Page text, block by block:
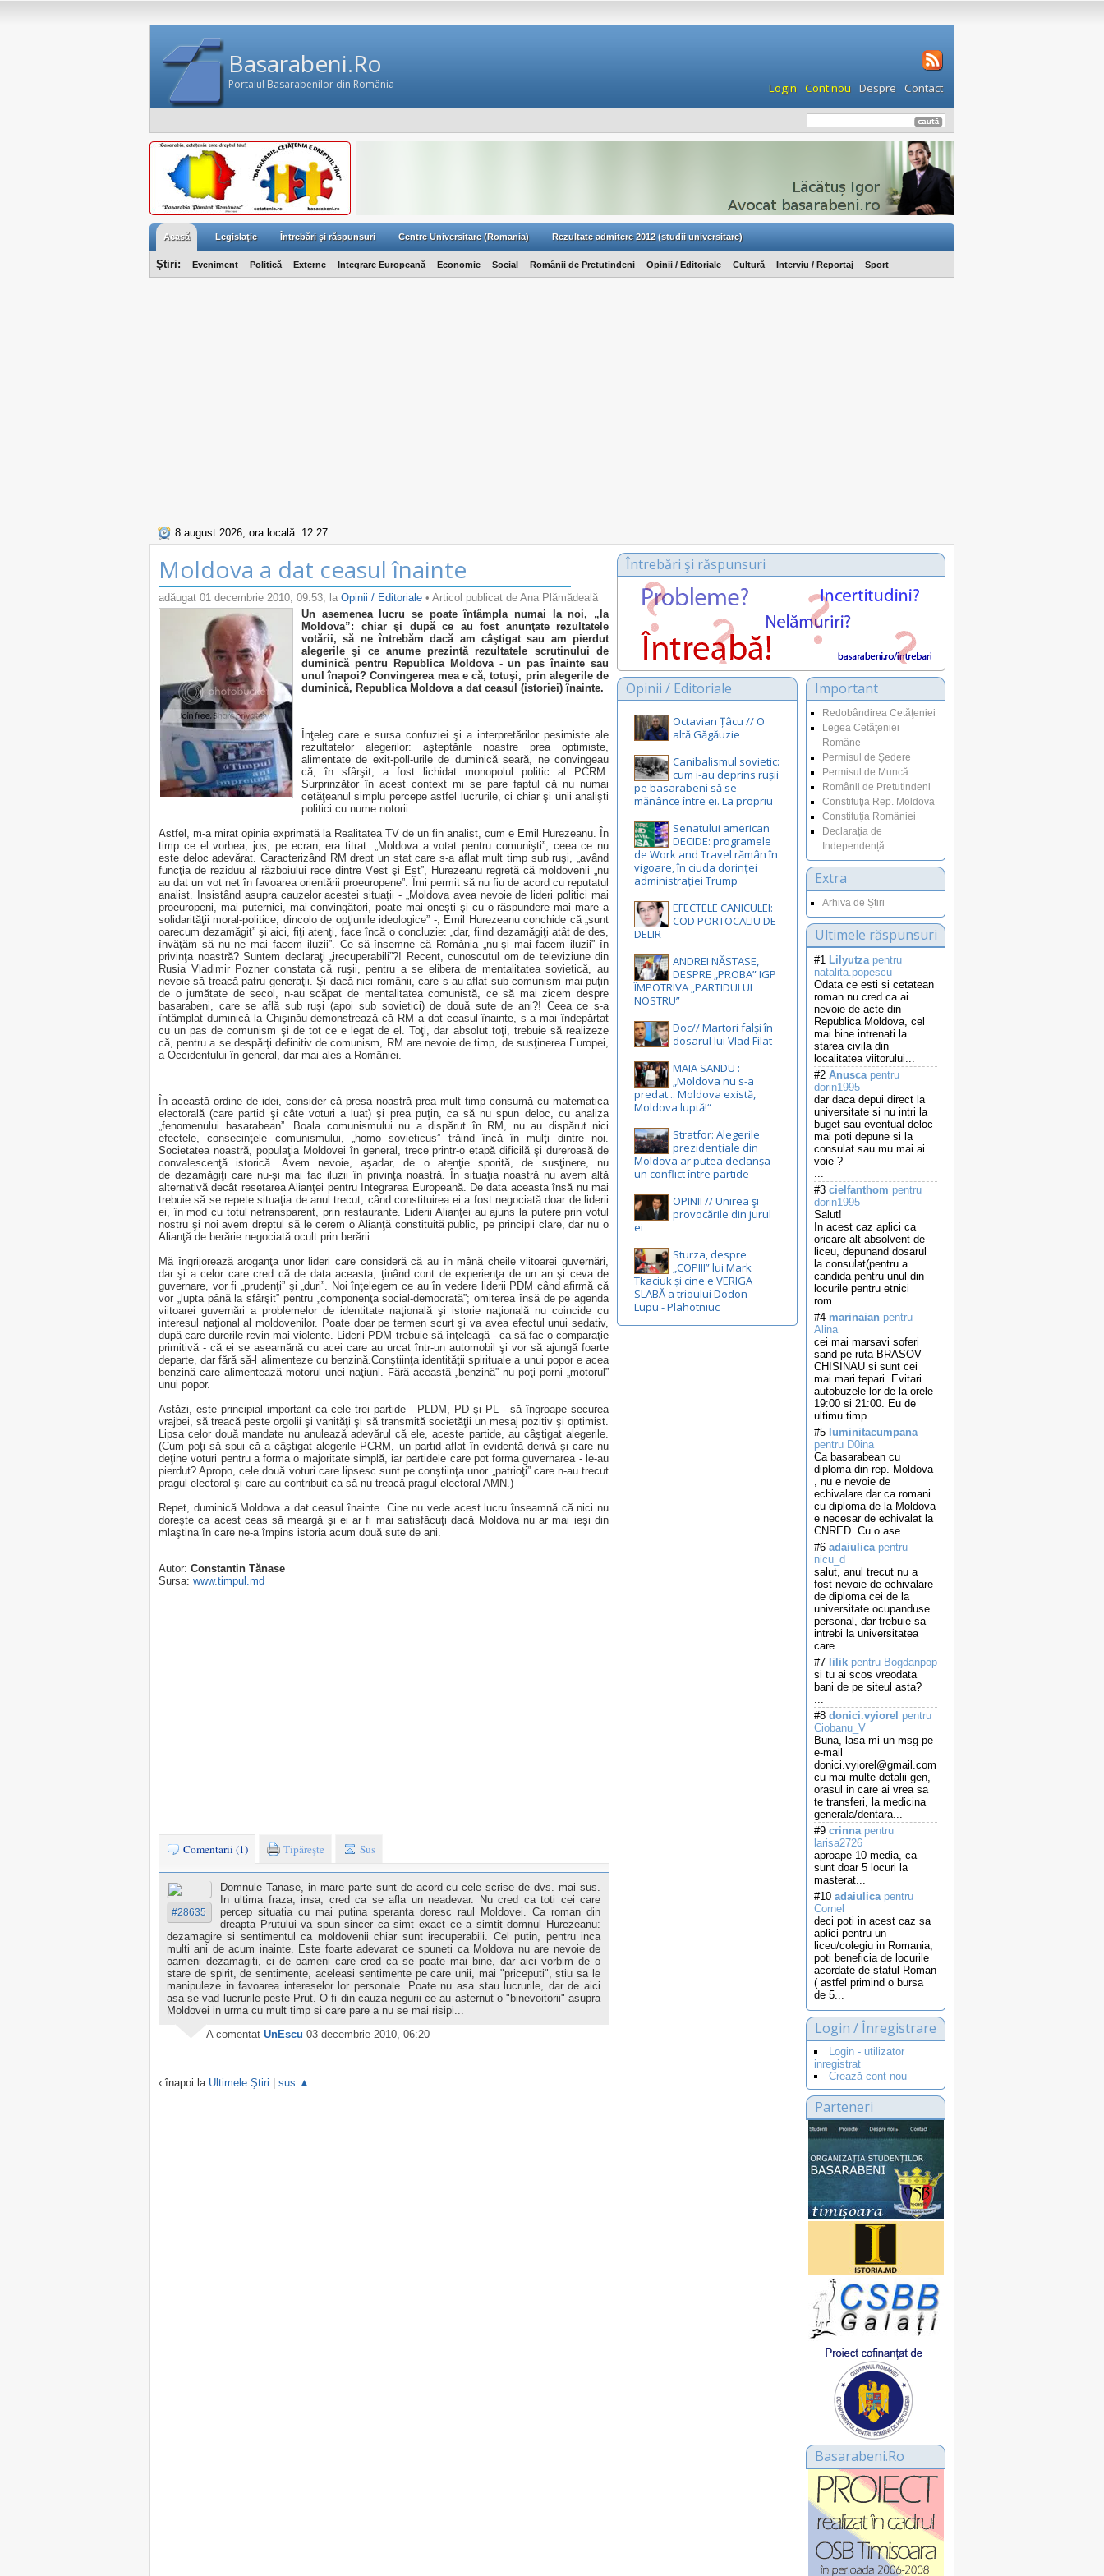
Basarabeni.Ro
Portalul Basarabenilor din România Login Cont nou Despre Contact
Acasă Legislaţie Întrebări şi răspunsuri Centre Universitare (Romania) Rezultate admitere 2012 (studii universitare)
Ştiri: Eveniment Politică Externe Integrare Europeană Economie Social Românii de Pretutindeni Opinii / Editoriale Cultură Interviu / Reportaj Sport
8 august 2026, ora locală: 12:27
Moldova a dat ceasul înainte
adăugat 01 decembrie 2010, 09:53, la Opinii / Editoriale • Articol publicat de Ana Plămădeală
Un asemenea lucru se poate întâmpla numai la noi, „la
Moldova”: chiar şi după ce au fost anunţate rezultatele
votării, să ne întrebăm dacă am câştigat sau am pierdut
alegerile şi ce anume prezintă rezultatele scrutinului de
duminică pentru Republica Moldova - un pas înainte sau
unul înapoi? Convingerea mea e că, totuşi, prin alegerile de
duminică, Republica Moldova a dat ceasul (istoriei) înainte.
Înţeleg care e sursa confuziei şi a interpretărilor pesimiste ale
rezultatelor alegerilor: aşteptările noastre prea optimiste,
alimentate de exit-poll-urile de duminică seară, ne convingeau
că, în sfârşit, a fost lichidat monopolul politic al PCRM.
Surprinzător în acest context mi se pare faptul că nu numai
cetăţeanul simplu percepe astfel lucrurile, ci chiar şi unii analişti
politici cu nume notorii.
Astfel, m-a mirat opinia exprimată la Realitatea TV de un fin analist, cum e Emil Hurezeanu. În
timp ce el vorbea, jos, pe ecran, era titrat: „Moldova a votat pentru comunişti”, ceea ce nu
este deloc adevărat. Caracterizând RM drept un stat care s-a aflat mult timp sub ruşi, „având
funcţia de reziduu al războiului rece dintre Vest şi Est”, Hurezeanu regretă că moldovenii „nu
au dat un vot net în favoarea orientării proeuropene”. Îmi permit să nu fiu de acord cu reputatul
analist. Insistând asupra cauzelor acestei situaţii - „Moldova avea nevoie de lideri politici mai
proeuropeni, mai puternici, mai convingători, poate mai oneşti şi cu o răspundere mai mare a
solidarităţii moral-politice, dincolo de opţiunile ideologice” -, Emil Hurezeanu conchide că „sunt
oarecum dezamăgit” şi aici, fiţi atenţi, face încă o concluzie: „ dar, fiind dezamăgiţi atât de des,
învăţăm să nu ne mai facem iluzii”. Ce să însemne că România „nu-şi mai facem iluzii” în
privinţa noastră? Suntem declaraţi „irecuperabili”?! Recent, cunoscutul om de televiziune din
Rusia Vladimir Pozner constata că ruşii, pentru a se elibera de mentalitatea sovietică, au
nevoie să treacă patru generaţii. Şi dacă nici românii, care s-au aflat sub comunism mai puţin
de o jumătate de secol, n-au scăpat de mentalitatea comunistă, ce să mai zicem despre
basarabeni, care se află sub ruşi (apoi sub sovietici) de două sute de ani?! Ceea ce s-a
întâmplat duminică la Chişinău demonstrează că RM a dat ceasul înainte, s-a mai îndepărtat
cu un pas de comunism şi de tot ce e legat de el. Toţi, dar absolut toţi, trebuie să realizeze
că, pentru a se despărţi definitiv de comunism, RM are nevoie de timp, de susţinerea Europei,
a Occidentului în general, dar mai ales a României.
În această ordine de idei, consider că presa noastră prea mult timp consumă cu matematica
electorală (care partid şi câte voturi a luat) şi prea puţin, ca să nu spun deloc, cu analiza
„fenomenului basarabean”. Boala comunismului nu a dispărut în RM, nu au dispărut nici
efectele, consecinţele comunismului, „homo sovieticus” trăind încă în mulţi dintre noi.
Societatea noastră, populaţia Moldovei în general, trece printr-o etapă dificilă şi dureroasă de
convalescenţă istorică. Avem nevoie, aşadar, de o atenţie sporită, de susţinere, nu
de dezamăgiţi care nu-şi mai fac iluzii în privinţa noastră. În situaţia noastră nu avem altă
alternativă decât resetarea Alianţei pentru Integrarea Europeană. De data aceasta însă nu mai
trebuie să se repete situaţia de anul trecut, când constituirea ei a fost negociată doar de liderii
ei, în mod cu totul netransparent, prin restaurante. Liderii Alianţei au ajuns la putere prin votul
nostru şi noi avem dreptul să le cerem o Alianţă constituită public, pe principii clare, dar nu o
Alianţă de berărie negociată ocult prin berării.
Mă îngrijorează aroganţa unor lideri care consideră că au în mână cheile viitoarei guvernări,
dar şi a celor care cred că de data aceasta, ţinând cont de experienţa de un an şi ceva de
guvernare, vor fi „prudenţi” şi „duri”. Noi înţelegem ce au în vedere liderii PDM când afirmă că
vor „lupta până la sfârşit” pentru „componenţa social-democrată”; omiterea însă de pe agenda
viitoarei guvernări a problemelor de identitate naţională şi istorie naţională nu coincide cu
interesul naţional al moldovenilor. Poate doar pe termen scurt şi va avea efectul unui sedativ,
după care durerile revin mai violente. Liderii PDM trebuie să înţeleagă - ca să fac o comparaţie
primitivă - că ei se aseamănă cu acei care au urcat într-un automobil şi vor să ajungă foarte
departe, dar fără să-l alimenteze cu benzină.Conştiinţa identităţii spirituale a unui popor e acea
benzină care alimentează motorul unei naţiuni. Fără această „benzină” nu poţi porni „motorul”
unui popor.
Astăzi, este principial important ca cele trei partide - PLDM, PD şi PL - să îngroape securea
vrajbei, să treacă peste orgolii şi vanităţi şi să transmită societăţii un mesaj pozitiv şi optimist.
Lipsa celor două mandate nu anulează adevărul că ele, aceste partide, au câştigat alegerile.
(Cum poţi să spui că a câştigat alegerile PCRM, un partid aflat în evidentă derivă şi care nu
deţine voturi pentru a forma o majoritate simplă, iar partidele care pot forma guvernarea - le-au
pierdut? Apropo, cele două voturi care lipsesc sunt pe conştiinţa unor „patrioţi” care n-au trecut
pragul electoral şi care au contribuit ca să nu treacă pragul electoral AMN.)
Repet, duminică Moldova a dat ceasul înainte. Cine nu vede acest lucru înseamnă că nici nu
doreşte ca acest ceas să meargă şi ei ar fi mai satisfăcuţi dacă Moldova nu ar mai ieşi din
mlaştina în care ne-a împins istoria acum două sute de ani.
Autor: Constantin Tănase
Sursa: www.timpul.md
Comentarii (1) Tipăreşte Sus
#28635
Domnule Tanase, in mare parte sunt de acord cu cele scrise de dvs. mai sus.
In ultima fraza, insa, cred ca se afla un neadevar. Nu cred ca toti cei care
percep situatia cu mai putina speranta doresc raul Moldovei. Ca roman din
dreapta Prutului va spun sincer ca simt exact ce a simtit domnul Hurezeanu:
dezamagire si sentimentul ca moldovenii chiar sunt irecuperabili. Cel putin, pentru inca
multi ani de acum inainte. Este foarte adevarat ce spuneti ca Moldova nu are nevoie de
oameni dezamagiti, ci de oameni care cred ca se poate mai bine, dar aici vorbim de o
stare de spirit, de sentimente, aceleasi sentimente pe care unii, mai "priceputi", stiu sa le
manipuleze in favoarea intereselor lor personale. Poate nu asa stau lucrurile, dar de aici
asa se vad lucrurile peste Prut. O fi din cauza negurii ce au asternut-o "binevoitorii" asupra
Moldovei in urma cu mult timp si care pare a nu se mai risipi...
A comentat UnEscu 03 decembrie 2010, 06:20
‹ înapoi la Ultimele Ştiri sus ▲
Întrebări şi răspunsuri
Important
Redobândirea Cetăţeniei
Legea Cetăţeniei
Române
Permisul de Şedere
Permisul de Muncă
Românii de Pretutindeni
Constituţia Rep. Moldova
Constituția României
Declarația de
Independență
Extra
Arhiva de Știri
Ultimele răspunsuri
#1 Lilyutzapentru
natalita.popescu
Odata ce esti si cetatean
roman nu cred ca ai
nevoie de acte din
Republica Moldova, cel
mai bine intrenati la
starea civila din
localitatea viitorului...
#2 Anuscapentru
dorin1995
dar daca depui direct la
universitate si nu intri la
buget sau eventual deloc
mai poti depune si la
consulat sau mu mai ai
voie ?
...
#3 cielfanthom pentru
dorin1995
Salut!
In acest caz aplici ca
oricare alt absolvent de
liceu, depunand dosarul
la consulat(pentru a
candida pentru unul din
locurile pentru etnici
rom...
#4 marinaian pentru
Alina
cei mai marsavi soferi
sand pe ruta BRASOV-
CHISINAU si sunt cei
mai mari tepari. Evitari
autobuzele lor de la orele
19:00 si 21:00. Eu de
ultimu timp ...
#5 luminitacumpana
pentru D0ina
Ca basarabean cu
diploma din rep. Moldova
, nu e nevoie de
echivalare dar ca romani
cu diploma de la Moldova
e necesar de echivalat la
CNRED. Cu o ase...
#6 adaiulicapentru
nicu_d
salut, anul trecut nu a
fost nevoie de echivalare
de diploma cei de la
universitate ocupanduse
personal, dar trebuie sa
intrebi la universitatea
care ...
#7 lilik pentru Bogdanpop
si tu ai scos vreodata
bani de pe siteul asta?
...
#8 donici.vyiorel pentru
Ciobanu_V
Buna, lasa-mi un msg pe
e-mail
donici.vyiorel@gmail.com
cu mai multe detalii gen,
orasul in care ai vrea sa
te transferi, la medicina
generala/dentara...
#9 crinnapentru
larisa2726
aproape 10 media, ca
sunt doar 5 locuri la
masterat...
#10 adaiulicapentru
Cornel
deci poti in acest caz sa
aplici pentru un
liceu/colegiu in Romania,
poti beneficia de locurile
acordate de statul Roman
( astfel primind o bursa
de 5...
Login / Înregistrare
Login - utilizator
inregistrat
Crează cont nou
Parteneri
Basarabeni.Ro
Opinii / Editoriale
Octavian Țâcu // O
altă Găgăuzie
Canibalismul sovietic:
cum i-au deprins rușii
pe basarabeni să se
mănânce între ei. La propriu
Senatului american
DECIDE: programele
de Work and Travel rămân în
vigoare, în ciuda dorinței
administrației Trump
EFECTELE CANICULEI:
COD PORTOCALIU DE
DELIR
ANDREI NĂSTASE,
DESPRE „PROBA” IGP
ÎMPOTRIVA „PARTIDULUI
NOSTRU”
Doc// Martori falși în
dosarul lui Vlad Filat
MAIA SANDU :
„Moldova nu s-a
predat... Moldova există,
Moldova luptă!“
Stratfor: Alegerile
prezidențiale din
Moldova ar putea declanșa
un conflict între partide
OPINII // Unirea şi
provocările din jurul
ei
Sturza, despre
„COPIII” lui Mark
Tkaciuk și cine e VERIGA
SLABĂ a trioului Dodon –
Lupu - Plahotniuc